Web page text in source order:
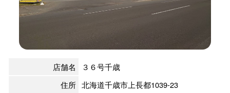
店舗名
３６号千歳
住所 北海道千歳市上長都1039-23